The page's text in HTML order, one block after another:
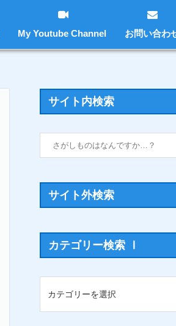
My Youtube Channel お問い合わ
サイト内検索
サイト外検索
カテゴリー検索 Ⅰ